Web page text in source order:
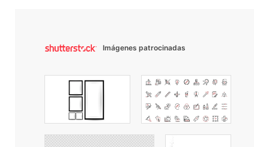
Imágenes patrocinadas